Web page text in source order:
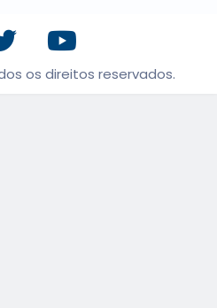
os direitos reservados.